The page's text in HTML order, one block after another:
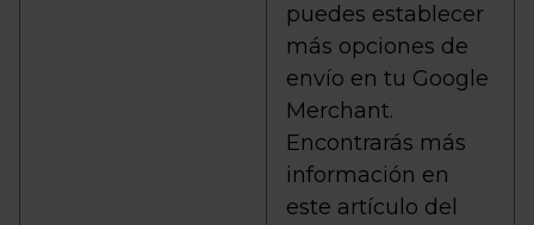
puedes establecer
más opciones de
envío en tu Google
Merchant.
Encontrarás más
información en
este artículo del